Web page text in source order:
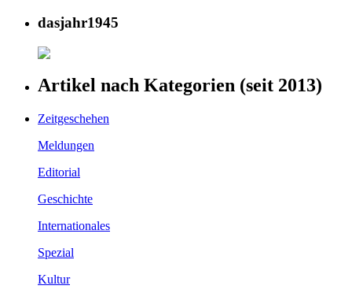
dasjahr1945
Artikel nach Kategorien (seit 2013)
Zeitgeschehen
Meldungen
Editorial
Geschichte
Internationales
Spezial
Kultur